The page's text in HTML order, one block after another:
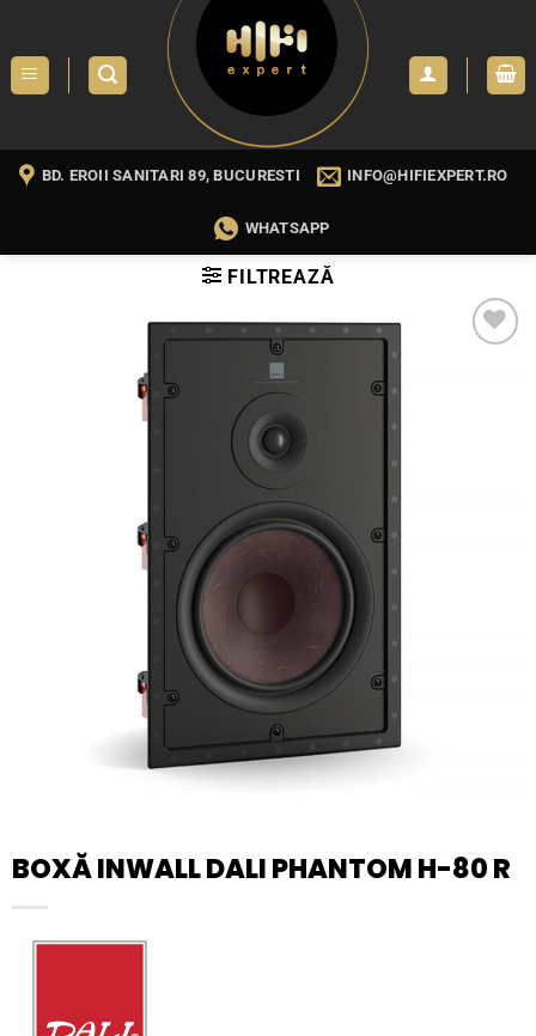
content
BD. EROII SANITARI 89, BUCURESTI INFO@HIFIEXPERT.RO
WHATSAPP
FILTREAZĂ
BOXĂ INWALL DALI PHANTOM H-80 R